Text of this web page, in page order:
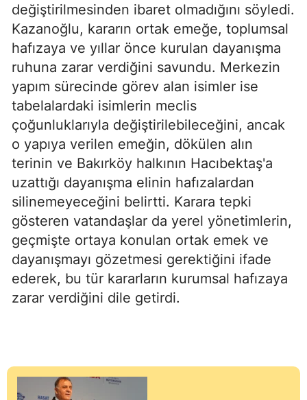
değiştirilmesinden ibaret olmadığını söyledi.
Kazanoğlu, kararın ortak emeğe, toplumsal
hafızaya ve yıllar önce kurulan dayanışma
ruhuna zarar verdiğini savundu. Merkezin
yapım sürecinde görev alan isimler ise
tabelalardaki isimlerin meclis
çoğunluklarıyla değiştirilebileceğini, ancak
o yapıya verilen emeğin, dökülen alın
terinin ve Bakırköy halkının Hacıbektaş'a
uzattığı dayanışma elinin hafızalardan
silinemeyeceğini belirtti. Karara tepki
gösteren vatandaşlar da yerel yönetimlerin,
geçmişte ortaya konulan ortak emek ve
dayanışmayı gözetmesi gerektiğini ifade
ederek, bu tür kararların kurumsal hafızaya
zarar verdiğini dile getirdi.